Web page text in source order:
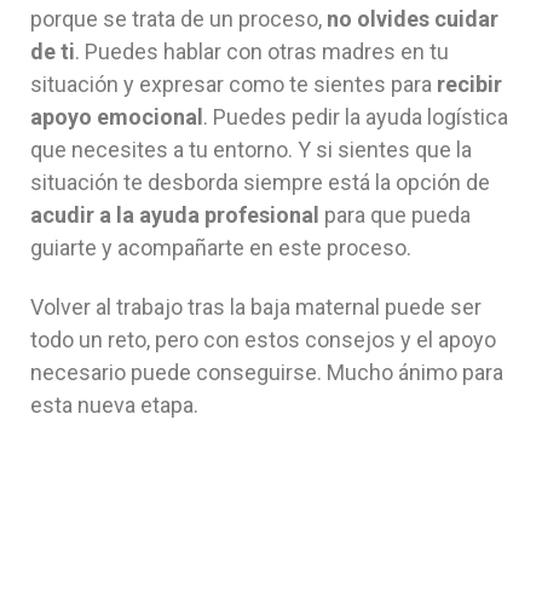
porque se trata de un proceso, no olvides cuidar
de ti. Puedes hablar con otras madres en tu
situación y expresar como te sientes para recibir
apoyo emocional. Puedes pedir la ayuda logística
que necesites a tu entorno. Y si sientes que la
situación te desborda siempre está la opción de
acudir a la ayuda profesional para que pueda
guiarte y acompañarte en este proceso.
Volver al trabajo tras la baja maternal puede ser
todo un reto, pero con estos consejos y el apoyo
necesario puede conseguirse. Mucho ánimo para
esta nueva etapa.